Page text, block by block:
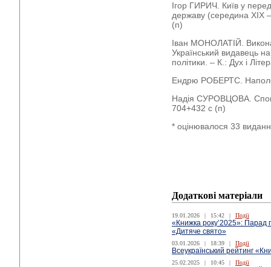
Ігор ГИРИЧ. Київ у
державу (середина ХІХ
(п)
Іван МОНОЛАТІЙ.
Український видавець
політики. – К.: Дух і
Ендрю РОБЕРТС.
Надія СУРОВЦОВА.
704+432 с (п)
* оцінювалося 33
Додаткові матеріали
19.01.2026 | 15:42 | Події
«Книжка року’2025»: Парад
«Дитяче свято»
03.01.2026 | 18:39 | Події
Всеукраїнський рейтинг
25.02.2025 | 10:45 | Події